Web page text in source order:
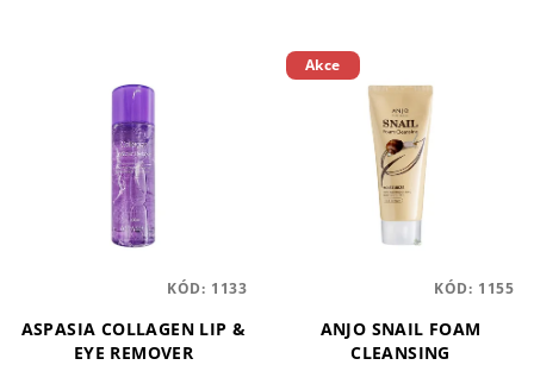
ASPASIA COLLAGEN LIP &
EYE REMOVER
KÓD: 1133
Akce
ANJO SNAIL FOAM
CLEANSING
KÓD: 1155